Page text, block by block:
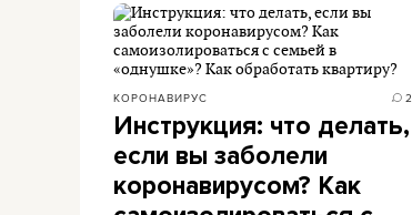
КОРОНАВИРУС 2
Инструкция: что делать,
если вы заболели
коронавирусом? Как